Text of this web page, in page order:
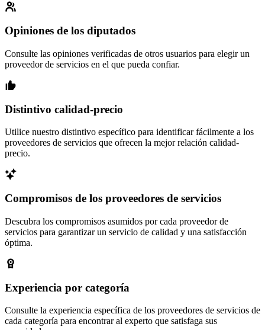
Opiniones de los diputados
Consulte las opiniones verificadas de otros usuarios para elegir un
proveedor de servicios en el que pueda confiar.
Distintivo calidad-precio
Utilice nuestro distintivo específico para identificar fácilmente a los
proveedores de servicios que ofrecen la mejor relación calidad-
precio.
Compromisos de los proveedores de servicios
Descubra los compromisos asumidos por cada proveedor de
servicios para garantizar un servicio de calidad y una satisfacción
óptima.
Experiencia por categoría
Consulte la experiencia específica de los proveedores de servicios de
cada categoría para encontrar al experto que satisfaga sus